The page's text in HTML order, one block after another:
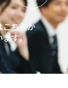
こちらか
ます。